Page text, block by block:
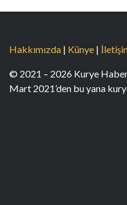
Hakkımızda | Künye |
© 2021 – 2026 Kurye Haber.
Mart 2021’den bu yana